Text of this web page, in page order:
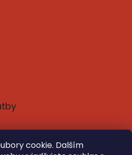
cookie. Dalším